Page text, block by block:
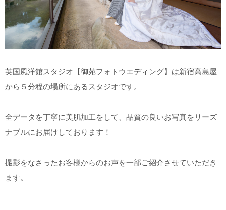
英国風洋館スタジオ【御苑フォトウエディング】は新宿高島屋
から５分程の場所にあるスタジオです。
全データを丁寧に美肌加工をして、品質の良いお写真をリーズ
ナブルにお届けしております！
撮影をなさったお客様からのお声を一部ご紹介させていただき
ます。